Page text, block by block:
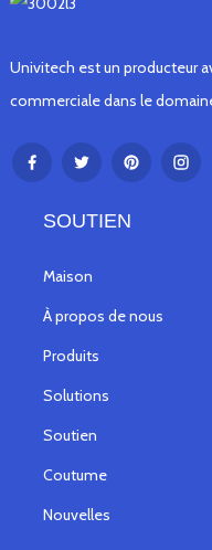
Univitech est un producteur
commerciale dans le
SOUTIEN
Maison
À propos de nous
Produits
Solutions
Soutien
Coutume
Nouvelles